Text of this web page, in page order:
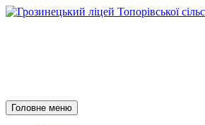
Пошук
Головне меню Перейти
до